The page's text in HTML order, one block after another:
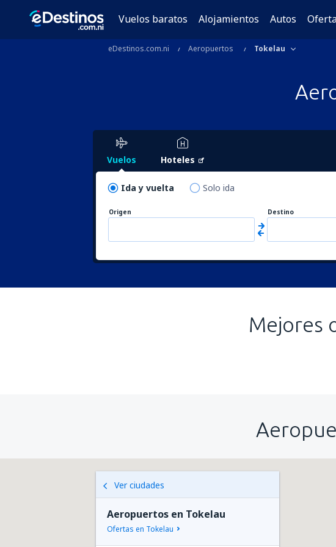
Vuelos baratos Alojamientos Autos
eDestinos.com.ni Aeropuertos Tokelau
Vuelos Hoteles
Ida y vuelta Solo ida
Origen Destino
Mejores
Ver ciudades
Aeropuertos en Tokelau
Ofertas en Tokelau